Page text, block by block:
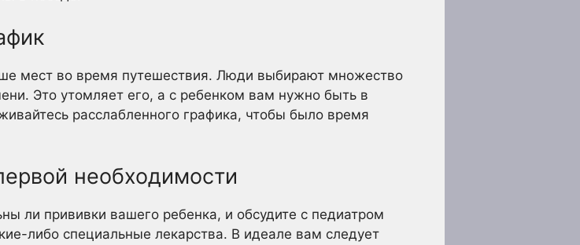
мест во время путешествия. Люди выбирают множество
Это утомляет его, а с ребенком вам нужно быть в
расслабленного графика, чтобы было время
необходимости
ли прививки вашего ребенка, и обсудите с педиатром
либо специальные лекарства. В идеале вам следует